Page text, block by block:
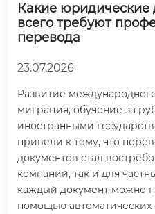
Какие
всего требуют
перевода
23.07.2026
Развитие
миграция, обучение за
иностранными
привели к тому, что
документов стал
компаний, так и для
каждый документ можно
помощью